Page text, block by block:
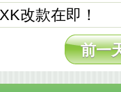
改款在即！
前一